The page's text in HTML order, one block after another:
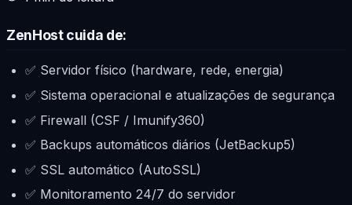
ZenHost cuida de:
✅ Servidor físico (hardware, rede, energia)
✅ Sistema operacional e atualizações de segurança
✅ Firewall (CSF / Imunify360)
✅ Backups automáticos diários (JetBackup5)
✅ SSL automático (AutoSSL)
✅ Monitoramento 24/7 do servidor